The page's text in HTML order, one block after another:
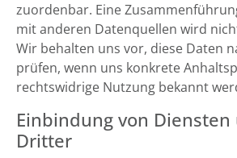
zuordenbar. Eine
mit anderen Datenquellen wird
Wir behalten uns vor, diese Daten
prüfen, wenn uns konkrete
rechtswidrige Nutzung bekannt
Einbindung von
Dritter